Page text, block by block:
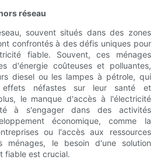
réseau
souvent situés dans des zones
confrontés à des défis uniques pour
fiable. Souvent, ces ménages
d'énergie coûteuses et polluantes,
diesel ou les lampes à pétrole, qui
néfastes sur leur santé et
le manque d'accès à l'électricité
à s'engager dans des activités
économique, comme la
ou l'accès aux ressources
ménages, le besoin d'une solution
fiable est crucial.